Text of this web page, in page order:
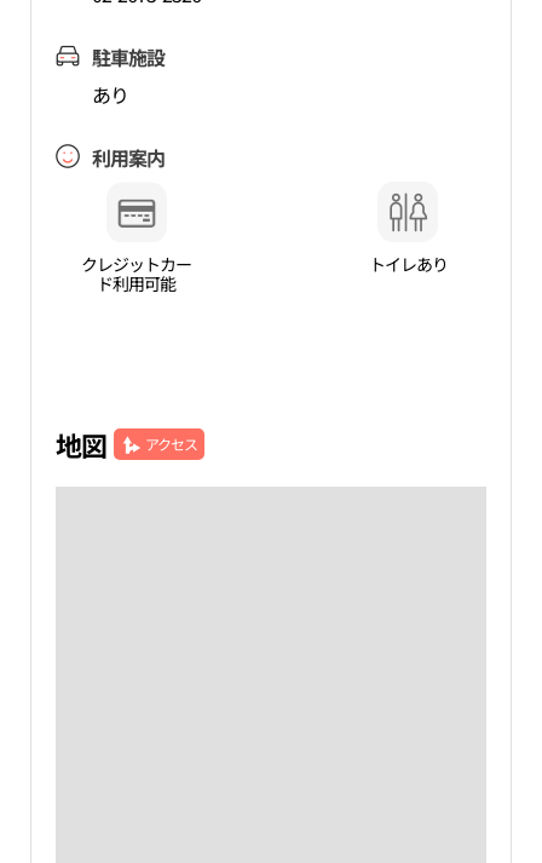
駐車施設
あり
利用案内
クレジットカー
ド利用可能
トイレあり
地図 アクセス